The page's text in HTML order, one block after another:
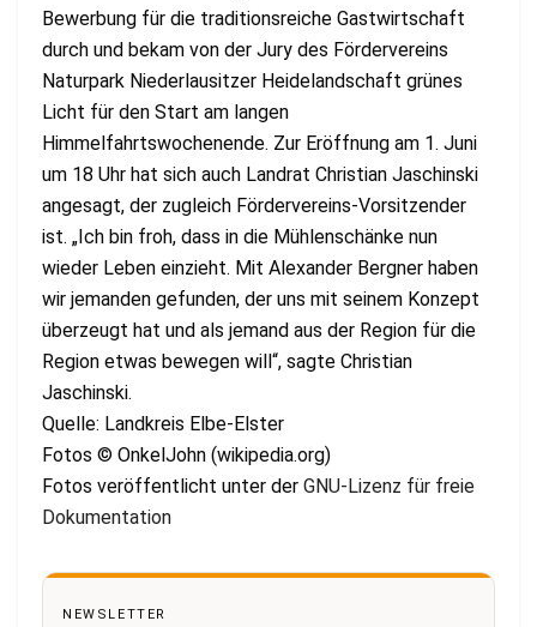
Bewerbung für die traditionsreiche Gastwirtschaft
durch und bekam von der Jury des Fördervereins
Naturpark Niederlausitzer Heidelandschaft grünes
Licht für den Start am langen
Himmelfahrtswochenende. Zur Eröffnung am 1. Juni
um 18 Uhr hat sich auch Landrat Christian Jaschinski
angesagt, der zugleich Fördervereins-Vorsitzender
ist. „Ich bin froh, dass in die Mühlenschänke nun
wieder Leben einzieht. Mit Alexander Bergner haben
wir jemanden gefunden, der uns mit seinem Konzept
überzeugt hat und als jemand aus der Region für die
Region etwas bewegen will“, sagte Christian
Jaschinski.
Quelle: Landkreis Elbe-Elster
Fotos © OnkelJohn (wikipedia.org)
Fotos veröffentlicht unter der GNU-Lizenz für freie
Dokumentation
NEWSLETTER